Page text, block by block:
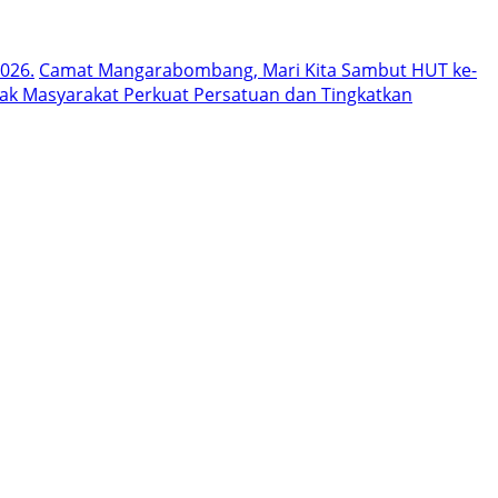
Camat Mangarabombang, Mari Kita Sambut HUT ke-
Masyarakat Perkuat Persatuan dan Tingkatkan